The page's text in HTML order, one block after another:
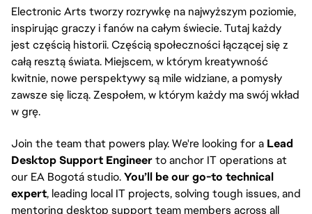
Electronic Arts tworzy rozrywkę na najwyższym poziomie,
inspirując graczy i fanów na całym świecie. Tutaj każdy
jest częścią historii. Częścią społeczności łączącej się z
całą resztą świata. Miejscem, w którym kreatywność
kwitnie, nowe perspektywy są mile widziane, a pomysły
zawsze się liczą. Zespołem, w którym każdy ma swój wkład
w grę.
Join the team that powers play. We're looking for a Lead
Desktop Support Engineerto anchor IT operations at
our EA Bogotá studio.You’ll be our go-to technical
expert, leading local IT projects, solving tough issues, and
mentoring desktop support team members across all